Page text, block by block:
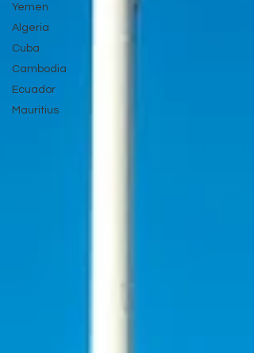
Yemen
Algeria
Cuba
Cambodia
Ecuador
Mauritius